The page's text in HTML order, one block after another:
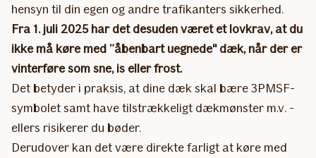
hensyn til din egen og andre trafikanters sikkerhed.
Fra 1. juli 2025 har det desuden været et lovkrav, at du
ikke må køre med ”åbenbart uegnede" dæk, når der er
vinterføre som sne, is eller frost.
Det betyder i praksis, at dine dæk skal bære 3PMSF-
symbolet samt have tilstrækkeligt dækmønster m.v. -
ellers risikerer du bøder.
Derudover kan det være direkte farligt at køre med